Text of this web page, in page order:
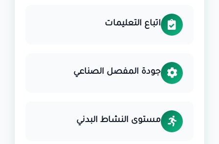
اتباع التعليمات
جودة المفصل الصناعي
مستوى النشاط البدني